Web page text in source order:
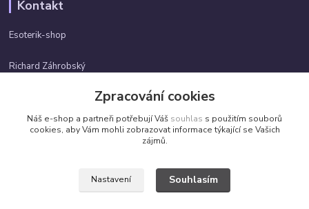
Kontakt
Esoterik-shop
Richard Záhrobský
info@esoterik-shop.cz
Zpracování cookies
Náš e-shop a partneři potřebují Váš souhlas s použitím souborů
cookies, aby Vám mohli zobrazovat informace týkající se Vašich
zájmů.
Nastavení Souhlasím